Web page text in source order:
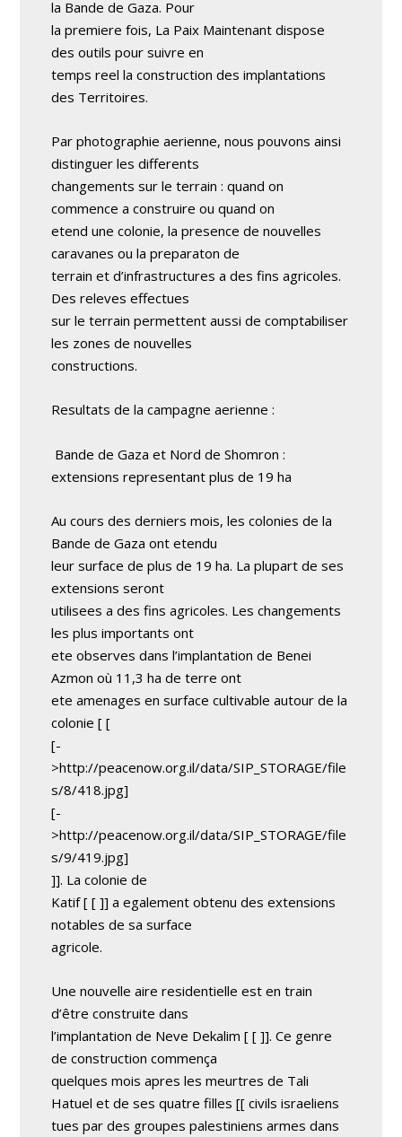
la Bande de Gaza. Pour
la premiere fois, La Paix Maintenant dispose
des outils pour suivre en
temps reel la construction des implantations
des Territoires.
Par photographie aerienne, nous pouvons ainsi
distinguer les differents
changements sur le terrain : quand on
commence a construire ou quand on
etend une colonie, la presence de nouvelles
caravanes ou la preparaton de
terrain et d’infrastructures a des fins agricoles.
Des releves effectues
sur le terrain permettent aussi de comptabiliser
les zones de nouvelles
constructions.
Resultats de la campagne aerienne :
Bande de Gaza et Nord de Shomron :
extensions representant plus de 19 ha
Au cours des derniers mois, les colonies de la
Bande de Gaza ont etendu
leur surface de plus de 19 ha. La plupart de ses
extensions seront
utilisees a des fins agricoles. Les changements
les plus importants ont
ete observes dans l’implantation de Benei
Azmon où 11,3 ha de terre ont
ete amenages en surface cultivable autour de la
colonie[ [
[-
>http://peacenow.org.il/data/SIP_STORAGE/file
s/8/418.jpg]
[-
>http://peacenow.org.il/data/SIP_STORAGE/file
s/9/419.jpg]
]]. La colonie de
Katif[ [ ]] a egalement obtenu des extensions
notables de sa surface
agricole.
Une nouvelle aire residentielle est en train
d’être construite dans
l’implantation de Neve Dekalim[ [ ]]. Ce genre
de construction commença
quelques mois apres les meurtres de Tali
Hatuel et de ses quatre filles [[ civils israeliens
tues par des groupes palestiniens armes dans